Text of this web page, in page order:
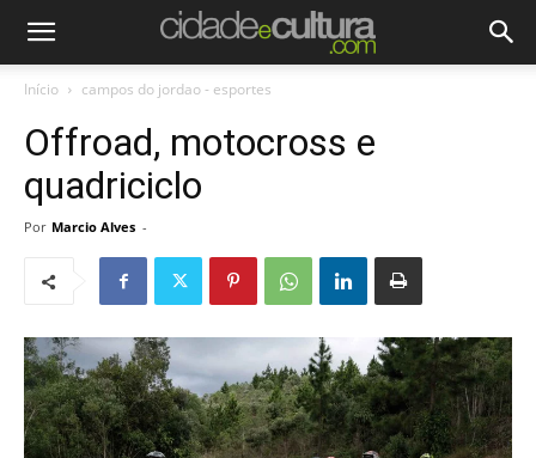
Início campos do jordao - esportes
Offroad, motocross e
quadriciclo
Por Marcio Alves -